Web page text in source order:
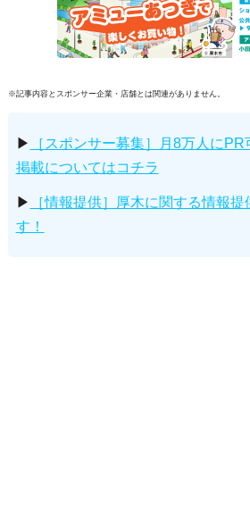
※記事内容とスポンサー企業・店舗とは関連がありません。
▶
［スポンサー募集］月8万人に
掲載についてはコチラ
▶
［情報提供］厚木に関する情報
す！